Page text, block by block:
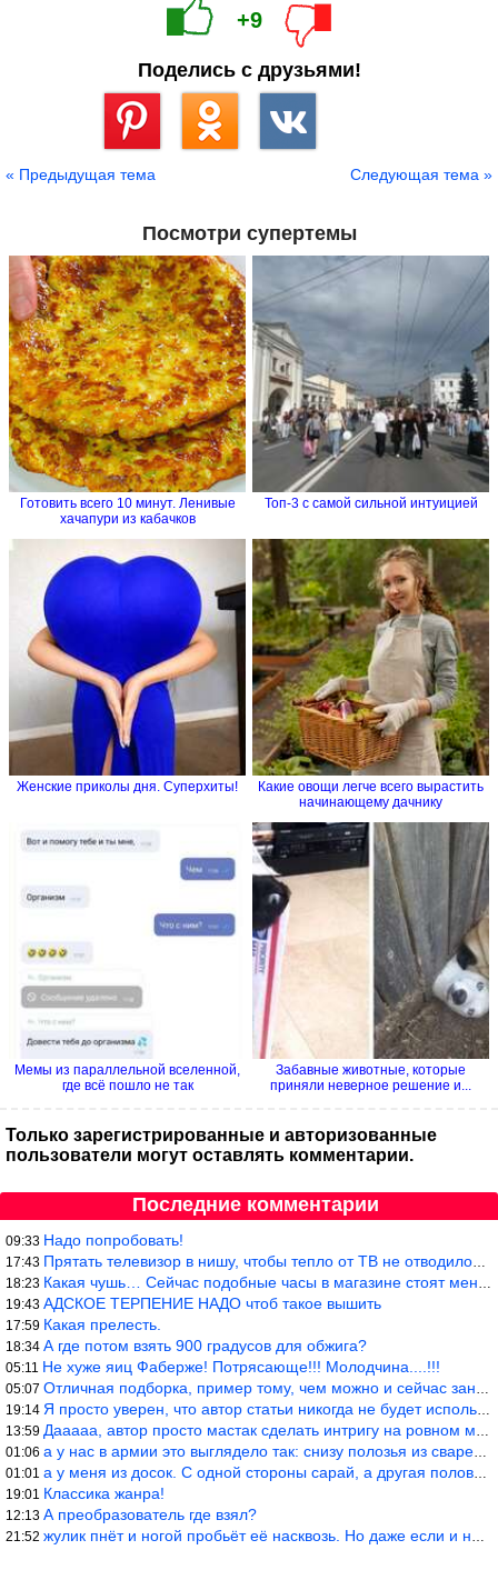
+9
Поделись с друзьями!
« Предыдущая тема Следующая тема »
Посмотри супертемы
Готовить всего 10 минут. Ленивые
хачапури из кабачков
Топ-3 с самой сильной интуицией
Женские приколы дня. Суперхиты!
Какие овощи легче всего вырастить
начинающему дачнику
Мемы из параллельной вселенной,
где всё пошло не так
Забавные животные, которые
приняли неверное решение и...
Только зарегистрированные и авторизованные
пользователи могут оставлять комментарии.
Последние комментарии
09:33 Надо попробовать!
17:43 Прятать телевизор в нишу, чтобы тепло от ТВ не отводилось и теле
18:23 Какая чушь… Сейчас подобные часы в магазине стоят меньше 10 долл
19:43 АДСКОЕ ТЕРПЕНИЕ НАДО чтоб такое вышить
17:59 Какая прелесть.
18:34 А где потом взять 900 градусов для обжига?
05:11 Не хуже яиц Фаберже! Потрясающе!!! Молодчина....!!!
05:07 Отличная подборка, пример тому, чем можно и сейчас заниматься…
19:14 Я просто уверен, что автор статьи никогда не будет использовать
13:59 Дааааа, автор просто мастак сделать интригу на ровном месте! А н
01:06 а у нас в армии это выглядело так: снизу полозья из сваренные тр
01:01 а у меня из досок. С одной стороны сарай, а другая половина — ду
19:01 Классика жанра!
12:13 А преобразователь где взял?
21:52 жулик пнёт и ногой пробьёт её насквозь. Но даже если и никогда н